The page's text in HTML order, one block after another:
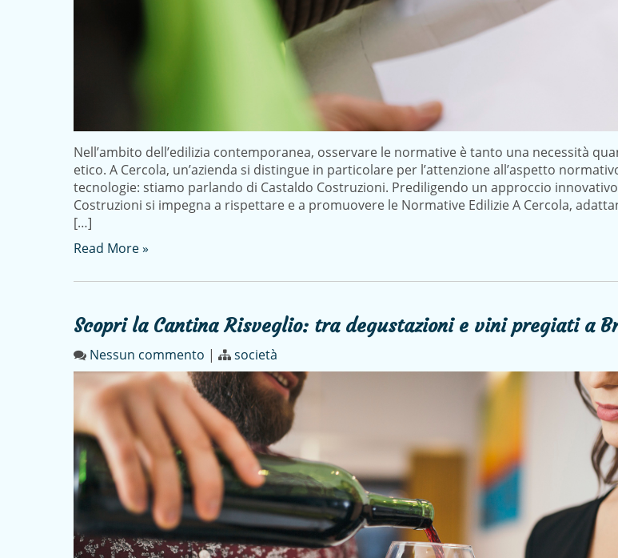
Nell’ambito dell’edilizia contemporanea, osservare le normative è tanto una necessità
etico. A Cercola, un’azienda si distingue in particolare per l’attenzione all’aspetto
tecnologie: stiamo parlando di Castaldo Costruzioni. Prediligendo un approccio
Costruzioni si impegna a rispettare e a promuovere le Normative Edilizie A Cercola,
[…]
Read More »
Scopri la Cantina Risveglio: tra degustazioni e vini pregiati a
Nessun commento | società